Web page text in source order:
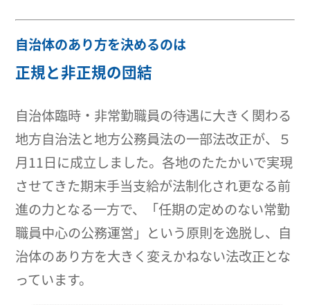
自治体のあり方を決めるのは
正規と非正規の団結
自治体臨時・非常勤職員の待遇に大きく関わる
地方自治法と地方公務員法の一部法改正が、５
月11日に成立しました。各地のたたかいで実現
させてきた期末手当支給が法制化され更なる前
進の力となる一方で、「任期の定めのない常勤
職員中心の公務運営」という原則を逸脱し、自
治体のあり方を大きく変えかねない法改正とな
っています。